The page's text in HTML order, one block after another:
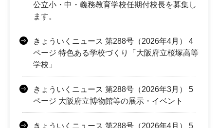
公立小・中・義務教育学校任期付校長を募集し
ます。
きょういくニュース 第288号（2026年4月） 4
ページ 特色ある学校づくり「大阪府立桜塚高等
学校」
きょういくニュース 第288号（2026年3月） 5
ページ 大阪府立博物館等の展示・イベント
きょういくニュース 第288号（2026年4月） 5